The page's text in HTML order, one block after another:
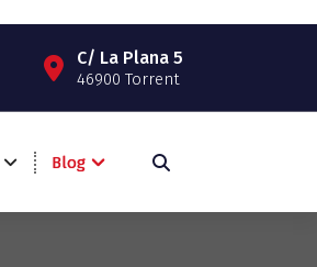
C/ La Plana 5
46900 Torrent
Blog